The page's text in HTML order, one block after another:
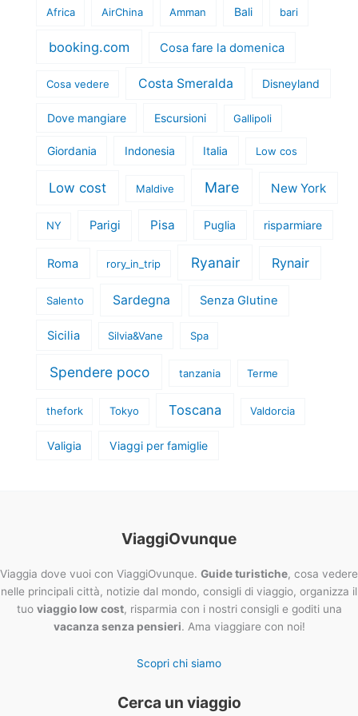
Africa AirChina Amman Bali bari
booking.com Cosa fare la domenica
Cosa vedere Costa Smeralda Disneyland
Dove mangiare Escursioni Gallipoli
Giordania Indonesia Italia Low cos
Low cost Maldive Mare New York
NY Parigi Pisa Puglia risparmiare
Roma rory_in_trip Ryanair Rynair
Salento Sardegna Senza Glutine
Sicilia Silvia&Vane Spa
Spendere poco tanzania Terme
thefork Tokyo Toscana Valdorcia
Valigia Viaggi per famiglie
ViaggiOvunque
Viaggia dove vuoi con ViaggiOvunque. Guide turistiche, cosa vedere
nelle principali città, notizie dal mondo, consigli di viaggio, organizza il
tuo viaggio low cost, risparmia con i nostri consigli e goditi una
vacanza senza pensieri. Ama viaggiare con noi!
Scopri chi siamo
Cerca un viaggio